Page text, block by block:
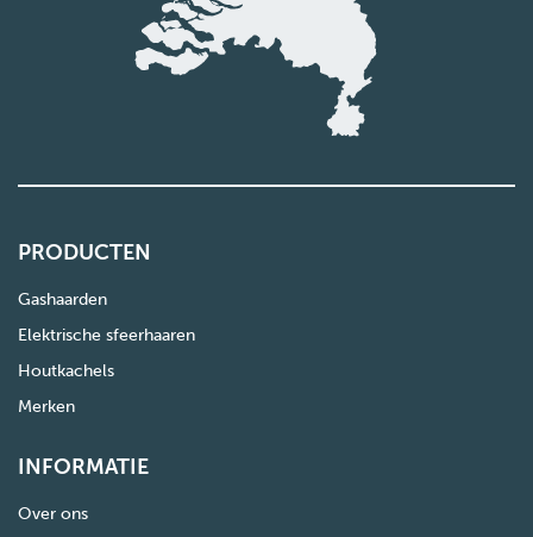
PRODUCTEN
Gashaarden
Elektrische sfeerhaaren
Houtkachels
Merken
INFORMATIE
Over ons